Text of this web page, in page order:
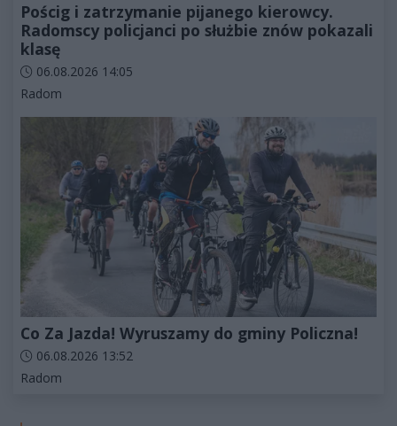
Pościg i zatrzymanie pijanego kierowcy.
Radomscy policjanci po służbie znów pokazali
klasę
Data dodania artykułu:
06.08.2026 14:05
Kategorie artykułu:
Radom
Co Za Jazda! Wyruszamy do gminy Policzna!
Data dodania artykułu:
06.08.2026 13:52
Kategorie artykułu:
Radom